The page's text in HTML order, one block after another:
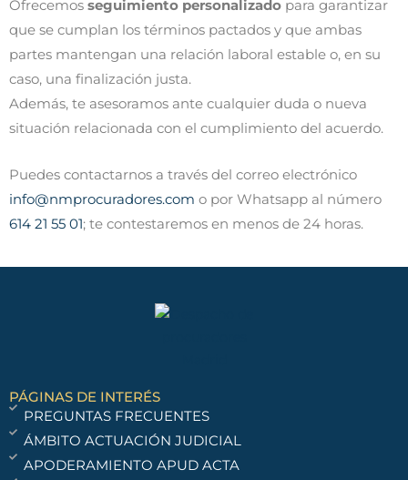
Ofrecemos seguimiento personalizado para garantizar
que se cumplan los términos pactados y que ambas
partes mantengan una relación laboral estable o, en su
caso, una finalización justa.
Además, te asesoramos ante cualquier duda o nueva
situación relacionada con el cumplimiento del acuerdo.
Puedes contactarnos a través del correo electrónico
info@nmprocuradores.com o por Whatsapp al número
614 21 55 01; te contestaremos en menos de 24 horas.
PÁGINAS DE INTERÉS
PREGUNTAS FRECUENTES
ÁMBITO ACTUACIÓN JUDICIAL
APODERAMIENTO APUD ACTA